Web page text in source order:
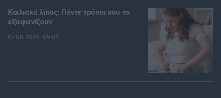
Κοιλιακό λίπος: Πέντε τρόποι που το
εξαφανίζουν
07.08.2026, 09:01